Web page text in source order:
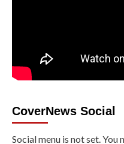
CoverNews Social
Social menu is not set. You